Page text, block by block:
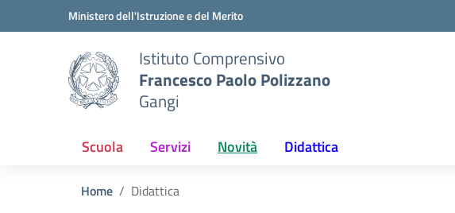
Vai ai contenuti
Vai al menu di navigazioneMinistero dell'Istruzione e del Merito
Istituto Comprensivo
Francesco Paolo Polizzano
Gangi
Scuola Servizi Novità Didattica
Home Didattica